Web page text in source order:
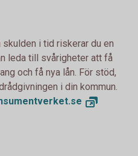
i tid riskerar du en
leda till svårigheter att få
och få nya lån. För stöd,
i din kommun.
se